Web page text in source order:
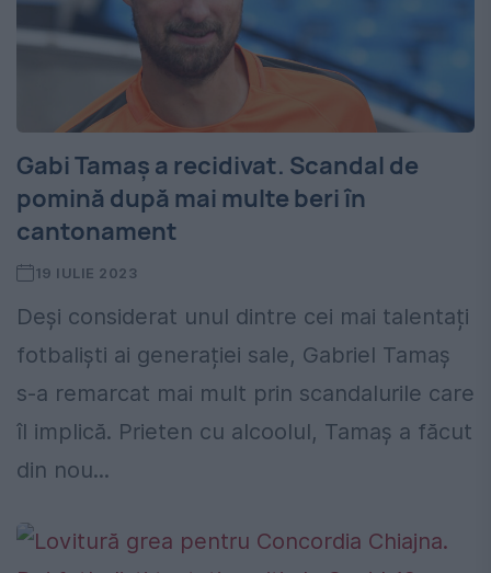
Gabi Tamaș a recidivat. Scandal de
pomină după mai multe beri în
cantonament
19 IULIE 2023
Deși considerat unul dintre cei mai talentați
fotbaliști ai generației sale, Gabriel Tamaș
s-a remarcat mai mult prin scandalurile care
îl implică. Prieten cu alcoolul, Tamaș a făcut
din nou...